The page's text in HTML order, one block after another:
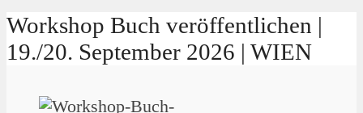
Workshop Buch veröffentlichen |
19./20. September 2026 | WIEN